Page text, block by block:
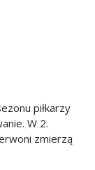
piłkarzy
W 2.
zmierzą